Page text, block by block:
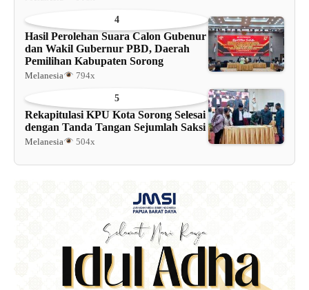
4
Hasil Perolehan Suara Calon Gubenur
dan Wakil Gubernur PBD, Daerah
Pemilihan Kabupaten Sorong
Melanesia 794x
5
Rekapitulasi KPU Kota Sorong Selesai
dengan Tanda Tangan Sejumlah Saksi
Melanesia 504x